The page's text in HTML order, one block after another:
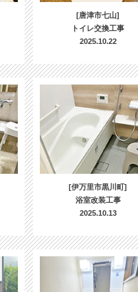
[唐津市七山]
トイレ交換工事
2025.10.22
[伊万里市黒川町]
浴室改装工事
2025.10.13